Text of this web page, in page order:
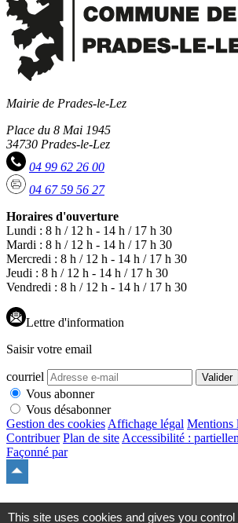
Mairie de Prades-le-Lez
Place du 8 Mai 1945
34730 Prades-le-Lez
04 99 62 26 00
04 67 59 56 27
Horaires d'ouverture
Lundi : 8 h / 12 h - 14 h / 17 h 30
Mardi : 8 h / 12 h - 14 h / 17 h 30
Mercredi : 8 h / 12 h - 14 h / 17 h 30
Jeudi : 8 h / 12 h - 14 h / 17 h 30
Vendredi : 8 h / 12 h - 14 h / 17 h 30
Lettre d'information
Saisir votre email
courriel Valider
Vous abonner
Vous désabonner
Gestion des cookies Affichage légal Mentions
Contribuer Plan de site Accessibilité :
Façonné par
This site uses cookies and gives you